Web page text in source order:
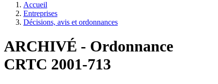
Accueil
Entreprises
Décisions, avis et ordonnances
ARCHIVÉ - Ordonnance
CRTC 2001-713